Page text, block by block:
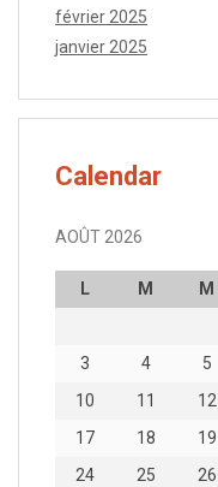
février 2025
janvier 2025
Calendar
AOÛT 2026
L M M
3
4 5
10
11 12
17
18 19
24
25 26